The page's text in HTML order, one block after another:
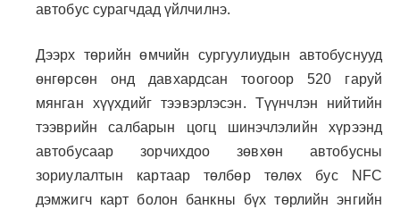
автобус сурагчдад үйлчилнэ.
Дээрх төрийн өмчийн сургуулиудын автобуснууд
өнгөрсөн онд давхардсан тоогоор 520 гаруй
мянган хүүхдийг тээвэрлэсэн. Түүнчлэн нийтийн
тээврийн салбарын цогц шинэчлэлийн хүрээнд
автобусаар зорчихдоо зөвхөн автобусны
зориулалтын картаар төлбөр төлөх бус NFC
дэмжигч карт болон банкны бүх төрлийн энгийн